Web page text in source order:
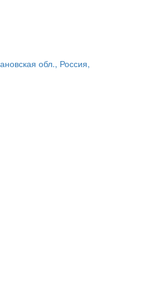
обл., Россия,